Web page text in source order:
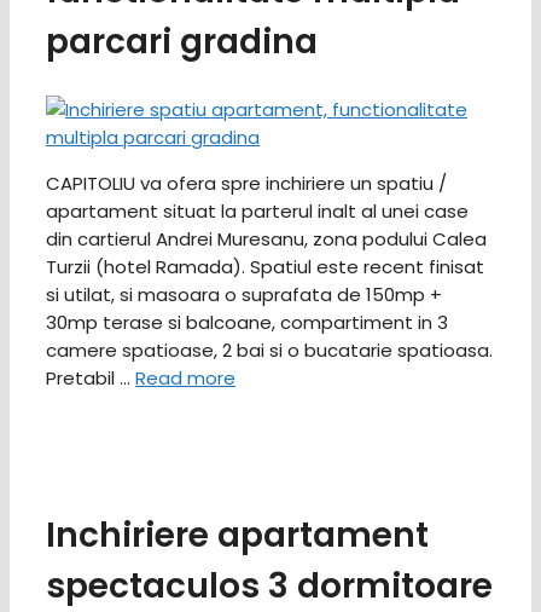
parcari gradina
CAPITOLIU va ofera spre inchiriere un spatiu /
apartament situat la parterul inalt al unei case
din cartierul Andrei Muresanu, zona podului Calea
Turzii (hotel Ramada). Spatiul este recent finisat
si utilat, si masoara o suprafata de 150mp +
30mp terase si balcoane, compartiment in 3
camere spatioase, 2 bai si o bucatarie spatioasa.
Pretabil … Read more
Inchiriere apartament
spectaculos 3 dormitoare